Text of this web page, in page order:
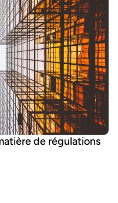
de régulations